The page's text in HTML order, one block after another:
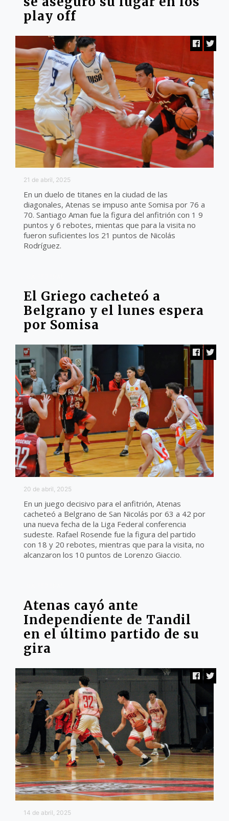
play off
21 de abril, 2025
En un duelo de titanes en la ciudad de las
diagonales, Atenas se impuso ante Somisa por 76 a
70. Santiago Aman fue la figura del anfitrión con 1 9
puntos y 6 rebotes, mientas que para la visita no
fueron suficientes los 21 puntos de Nicolás
Rodríguez.
El Griego cacheteó a
Belgrano y el lunes espera
por Somisa
20 de abril, 2025
En un juego decisivo para el anfitrión, Atenas
cacheteó a Belgrano de San Nicolás por 63 a 42 por
una nueva fecha de la Liga Federal conferencia
sudeste. Rafael Rosende fue la figura del partido
con 18 y 20 rebotes, mientras que para la visita, no
alcanzaron los 10 puntos de Lorenzo Giaccio.
Atenas cayó ante
Independiente de Tandil
en el último partido de su
gira
14 de abril, 2025